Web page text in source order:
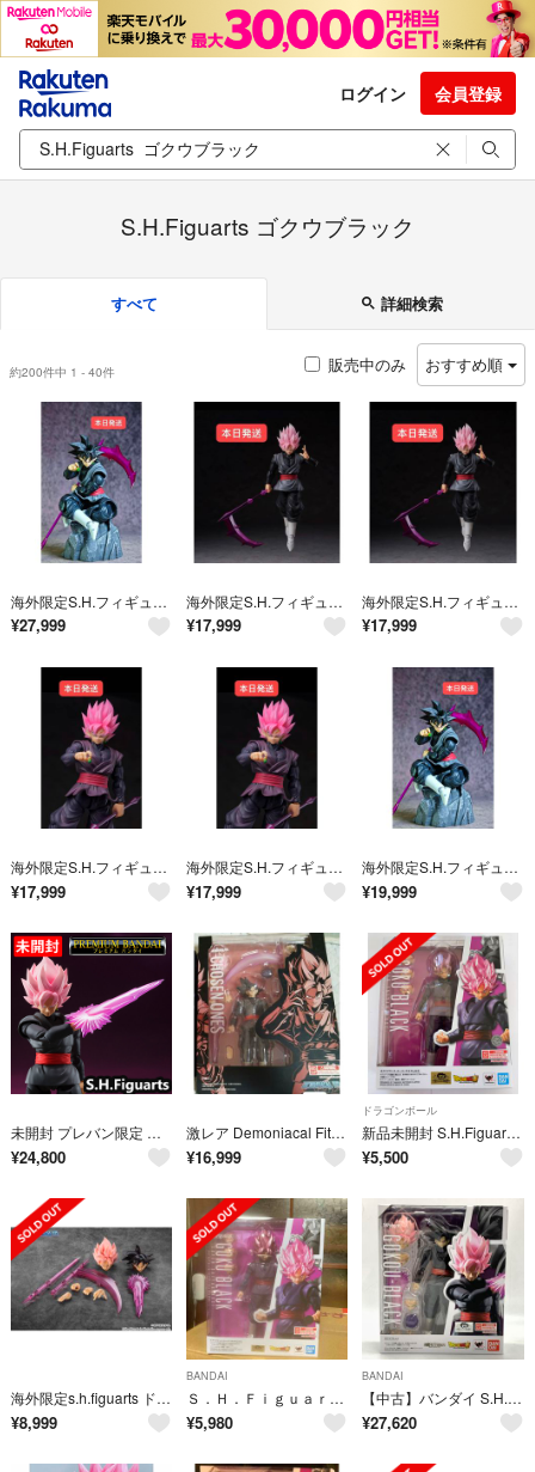
ログイン 会員登録
S.H.Figuarts ゴクウブラック
すべて 詳細検索
約200件中 1 - 40件 販売中のみ おすすめ順
海外限定S.H.フィギュアーツ ゴクウブラック 超サイヤ人ロゼ 01C
¥27,999
海外限定S.H.フィギュアーツ ゴクウブラック 超サイヤ人ロゼ 01B
¥17,999
海外限定S.H.フィギュアーツ ゴクウブラック 超サイヤ人ロゼ 01B
¥17,999
海外限定S.H.フィギュアーツ ゴクウブラック 超サイヤ人ロゼ 01A
¥17,999
海外限定S.H.フィギュアーツ ゴクウブラック 超サイヤ人ロゼ 01A
¥17,999
海外限定S.H.フィギュアーツ ゴクウブラック 超サイヤ人ロゼ 01C
¥19,999
未開封 プレバン限定 ゴクウブラック S.H. Figuarts
¥24,800
激レア Demoniacal Fit ゴクウブラック 超サイヤ人ロゼ
¥16,999
ドラゴンボール
新品未開封 S.H.Figuarts ゴクウブラック-スーパーサイヤ人ロゼ-
¥5,500
海外限定s.h.figuarts ドラゴンボール ゴクウブラック カスタムセット
¥8,999
BANDAI
Ｓ．Ｈ．Ｆｉｇｕａｒｔｓ ゴクウブラック−スーパーサイヤ人ロゼ−
¥5,980
BANDAI
【中古】バンダイ S.H.Figuarts ゴクウブラック ドラゴンボール超[10][240010522146]
¥27,620